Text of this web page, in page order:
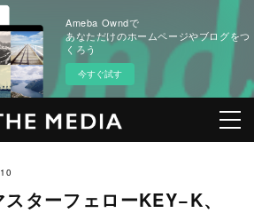
Ameba Owndで
あなただけのホームページやブログをつ
くろう
今すぐ試す
ターフェローKEY−K、